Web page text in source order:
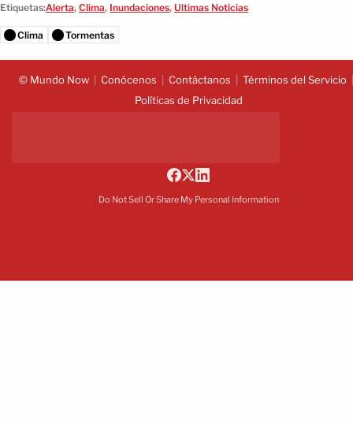
Etiquetas:Alerta, Clima, Inundaciones, Ultimas Noticias
Clima Tormentas
© Mundo Now Conócenos Contáctanos
Términos del Servicio
Políticas de Privacidad
Do Not Sell Or Share My Personal Information